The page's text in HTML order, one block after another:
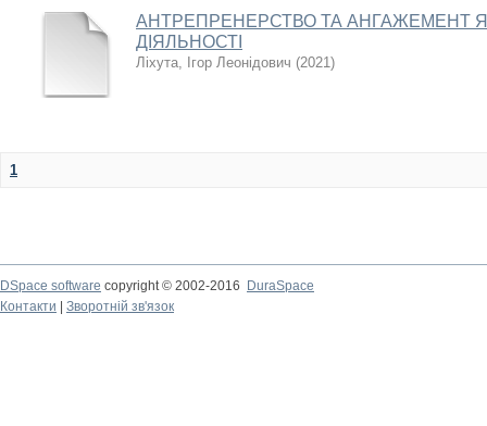
АНТРЕПРЕНЕРСТВО ТА АНГАЖЕМЕНТ
ДІЯЛЬНОСТІ
Ліхута, Ігор Леонідович (2021)
1
DSpace software copyright © 2002-2016
DuraSpace
Контакти
Зворотній зв'язок